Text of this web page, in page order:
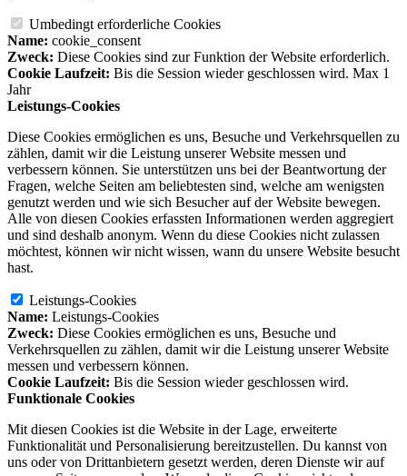
Umbedingt erforderliche Cookies
Name: cookie_consent
Zweck: Diese Cookies sind zur Funktion der Website erforderlich.
Cookie Laufzeit: Bis die Session wieder geschlossen wird. Max 1
Jahr
Leistungs-Cookies
Diese Cookies ermöglichen es uns, Besuche und Verkehrsquellen zu
zählen, damit wir die Leistung unserer Website messen und
verbessern können. Sie unterstützen uns bei der Beantwortung der
Fragen, welche Seiten am beliebtesten sind, welche am wenigsten
genutzt werden und wie sich Besucher auf der Website bewegen.
Alle von diesen Cookies erfassten Informationen werden aggregiert
und sind deshalb anonym. Wenn du diese Cookies nicht zulassen
möchtest, können wir nicht wissen, wann du unsere Website besucht
hast.
Leistungs-Cookies
Name: Leistungs-Cookies
Zweck: Diese Cookies ermöglichen es uns, Besuche und
Verkehrsquellen zu zählen, damit wir die Leistung unserer Website
messen und verbessern können.
Cookie Laufzeit: Bis die Session wieder geschlossen wird.
Funktionale Cookies
Mit diesen Cookies ist die Website in der Lage, erweiterte
Funktionalität und Personalisierung bereitzustellen. Du kannst von
uns oder von Drittanbietern gesetzt werden, deren Dienste wir auf